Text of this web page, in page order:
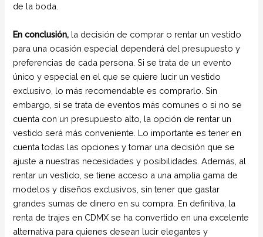
de la boda.
En conclusión, la decisión de comprar o rentar un vestido
para una ocasión especial dependerá del presupuesto y
preferencias de cada persona. Si se trata de un evento
único y especial en el que se quiere lucir un vestido
exclusivo, lo más recomendable es comprarlo. Sin
embargo, si se trata de eventos más comunes o si no se
cuenta con un presupuesto alto, la opción de rentar un
vestido será más conveniente. Lo importante es tener en
cuenta todas las opciones y tomar una decisión que se
ajuste a nuestras necesidades y posibilidades. Además, al
rentar un vestido, se tiene acceso a una amplia gama de
modelos y diseños exclusivos, sin tener que gastar
grandes sumas de dinero en su compra. En definitiva, la
renta de trajes en CDMX se ha convertido en una excelente
alternativa para quienes desean lucir elegantes y